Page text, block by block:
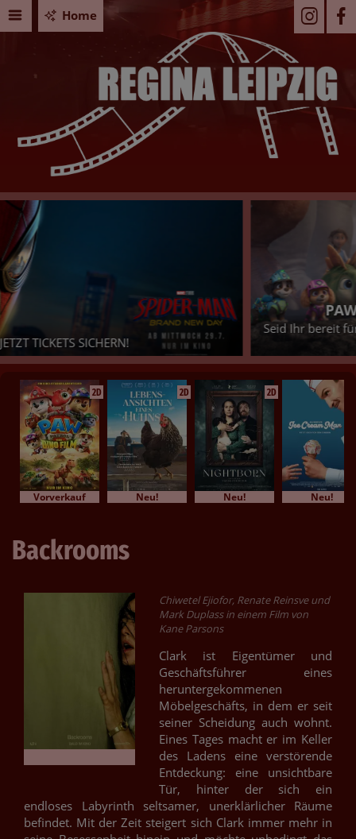
Home
PAW PATROL: DER DINO FILM
Seid Ihr bereit für ein dino-starkes Abenteuer? - Dann sichert
Euch jetzt Eure Tickets!
2D
Vorverkauf
2D
Neu!
2D
Neu! Neu!
Backrooms
Chiwetel Ejiofor, Renate Reinsve und
Mark Duplass in einem Film von
Kane Parsons
Clark ist Eigentümer und
Geschäftsführer eines
heruntergekommenen
Möbelgeschäfts, in dem er seit
seiner Scheidung auch wohnt.
Eines Tages macht er im Keller
des Ladens eine verstörende
Entdeckung: eine unsichtbare
Tür, hinter der sich ein
endloses Labyrinth seltsamer, unerklärlicher Räume
befindet. Mit der Zeit steigert sich Clark immer mehr in